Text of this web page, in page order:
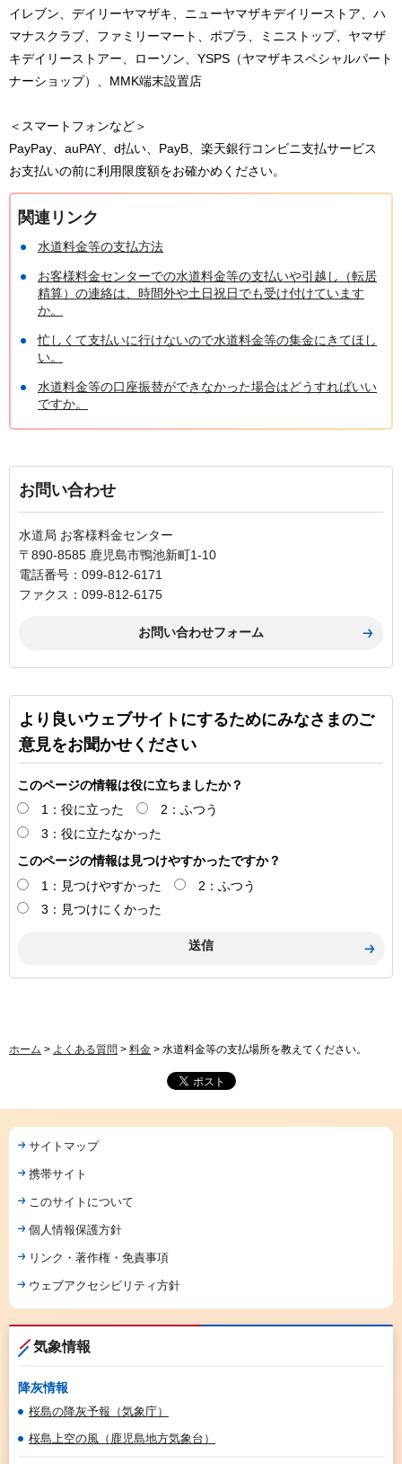
イレブン、デイリーヤマザキ、ニューヤマザキデイリーストア、ハ
マナスクラブ、ファミリーマート、ポプラ、ミニストップ、ヤマザ
キデイリーストアー、ローソン、YSPS（ヤマザキスペシャルパート
ナーショップ）、MMK端末設置店
＜スマートフォンなど＞
PayPay、auPAY、d払い、PayB、楽天銀行コンビニ支払サービス
お支払いの前に利用限度額をお確かめください。
関連リンク
水道料金等の支払方法
お客様料金センターでの水道料金等の支払いや引越し（転居
精算）の連絡は、時間外や土日祝日でも受け付けています
か。
忙しくて支払いに行けないので水道料金等の集金にきてほし
い。
水道料金等の口座振替ができなかった場合はどうすればいい
ですか。
お問い合わせ
水道局 お客様料金センター
〒890-8585 鹿児島市鴨池新町1-10
電話番号：099-812-6171
ファクス：099-812-6175
より良いウェブサイトにするためにみなさまのご
意見をお聞かせください
このページの情報は役に立ちましたか？
1：役に立った
2：ふつう
3：役に立たなかった
このページの情報は見つけやすかったですか？
1：見つけやすかった
2：ふつう
3：見つけにくかった
ホーム > よくある質問 > 料金 > 水道料金等の支払場所を教えてください。
サイトマップ
携帯サイト
このサイトについて
個人情報保護方針
リンク・著作権・免責事項
ウェブアクセシビリティ方針
気象情報
降灰情報
桜島の降灰予報（気象庁）
桜島上空の風（鹿児島地方気象台）